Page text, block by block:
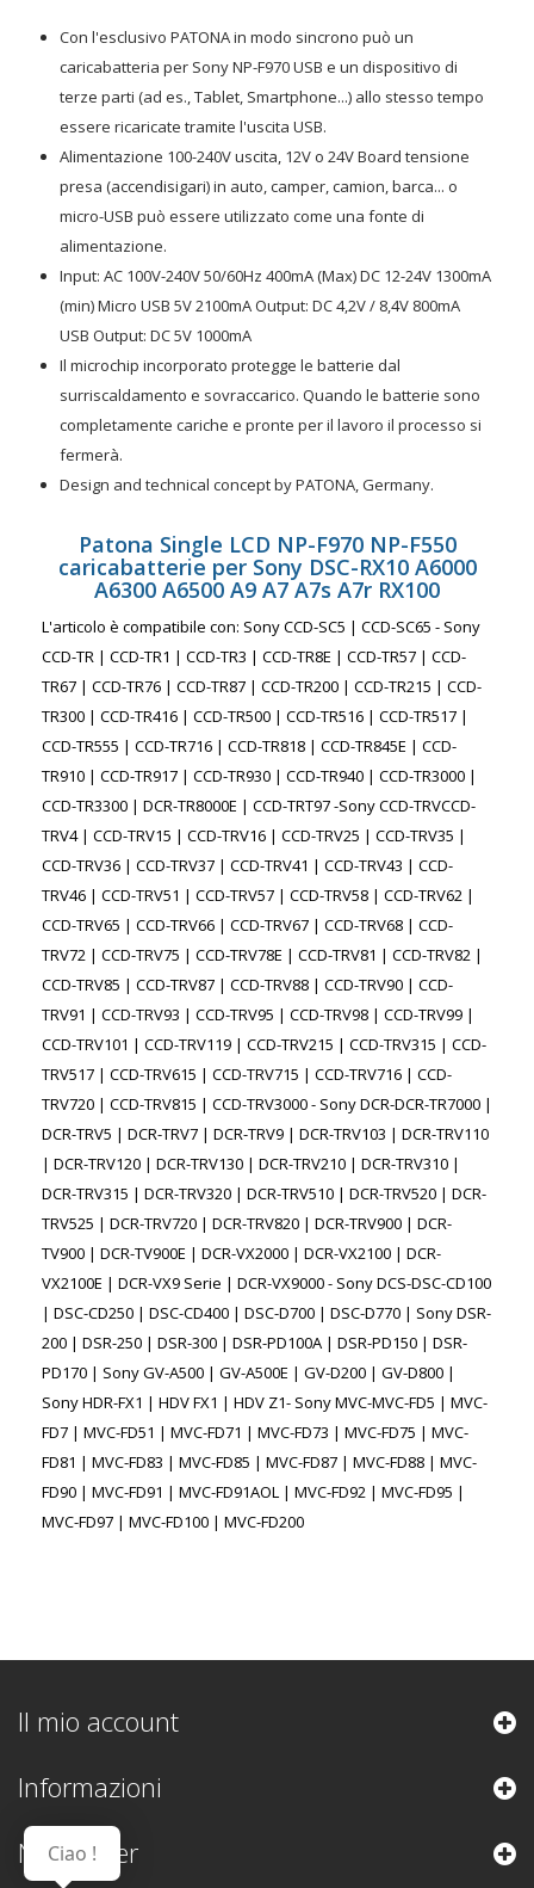
Con l'esclusivo PATONA in modo sincrono può un
caricabatteria per Sony NP-F970 USB e un dispositivo di
terze parti (ad es., Tablet, Smartphone...) allo stesso tempo
essere ricaricate tramite l'uscita USB.
Alimentazione 100-240V uscita, 12V o 24V Board tensione
presa (accendisigari) in auto, camper, camion, barca... o
micro-USB può essere utilizzato come una fonte di
alimentazione.
Input: AC 100V-240V 50/60Hz 400mA (Max) DC 12-24V 1300mA
(min) Micro USB 5V 2100mA Output: DC 4,2V / 8,4V 800mA
USB Output: DC 5V 1000mA
Il microchip incorporato protegge le batterie dal
surriscaldamento e sovraccarico. Quando le batterie sono
completamente cariche e pronte per il lavoro il processo si
fermerà.
Design and technical concept by PATONA, Germany.
Patona Single LCD NP-F970 NP-F550
caricabatterie per Sony DSC-RX10 A6000
A6300 A6500 A9 A7 A7s A7r RX100
L'articolo è compatibile con: Sony CCD-SC5 | CCD-SC65 - Sony
CCD-TR | CCD-TR1 | CCD-TR3 | CCD-TR8E | CCD-TR57 | CCD-
TR67 | CCD-TR76 | CCD-TR87 | CCD-TR200 | CCD-TR215 | CCD-
TR300 | CCD-TR416 | CCD-TR500 | CCD-TR516 | CCD-TR517 |
CCD-TR555 | CCD-TR716 | CCD-TR818 | CCD-TR845E | CCD-
TR910 | CCD-TR917 | CCD-TR930 | CCD-TR940 | CCD-TR3000 |
CCD-TR3300 | DCR-TR8000E | CCD-TRT97 -Sony CCD-TRVCCD-
TRV4 | CCD-TRV15 | CCD-TRV16 | CCD-TRV25 | CCD-TRV35 |
CCD-TRV36 | CCD-TRV37 | CCD-TRV41 | CCD-TRV43 | CCD-
TRV46 | CCD-TRV51 | CCD-TRV57 | CCD-TRV58 | CCD-TRV62 |
CCD-TRV65 | CCD-TRV66 | CCD-TRV67 | CCD-TRV68 | CCD-
TRV72 | CCD-TRV75 | CCD-TRV78E | CCD-TRV81 | CCD-TRV82 |
CCD-TRV85 | CCD-TRV87 | CCD-TRV88 | CCD-TRV90 | CCD-
TRV91 | CCD-TRV93 | CCD-TRV95 | CCD-TRV98 | CCD-TRV99 |
CCD-TRV101 | CCD-TRV119 | CCD-TRV215 | CCD-TRV315 | CCD-
TRV517 | CCD-TRV615 | CCD-TRV715 | CCD-TRV716 | CCD-
TRV720 | CCD-TRV815 | CCD-TRV3000 - Sony DCR-DCR-TR7000 |
DCR-TRV5 | DCR-TRV7 | DCR-TRV9 | DCR-TRV103 | DCR-TRV110
| DCR-TRV120 | DCR-TRV130 | DCR-TRV210 | DCR-TRV310 |
DCR-TRV315 | DCR-TRV320 | DCR-TRV510 | DCR-TRV520 | DCR-
TRV525 | DCR-TRV720 | DCR-TRV820 | DCR-TRV900 | DCR-
TV900 | DCR-TV900E | DCR-VX2000 | DCR-VX2100 | DCR-
VX2100E | DCR-VX9 Serie | DCR-VX9000 - Sony DCS-DSC-CD100
| DSC-CD250 | DSC-CD400 | DSC-D700 | DSC-D770 | Sony DSR-
200 | DSR-250 | DSR-300 | DSR-PD100A | DSR-PD150 | DSR-
PD170 | Sony GV-A500 | GV-A500E | GV-D200 | GV-D800 |
Sony HDR-FX1 | HDV FX1 | HDV Z1- Sony MVC-MVC-FD5 | MVC-
FD7 | MVC-FD51 | MVC-FD71 | MVC-FD73 | MVC-FD75 | MVC-
FD81 | MVC-FD83 | MVC-FD85 | MVC-FD87 | MVC-FD88 | MVC-
FD90 | MVC-FD91 | MVC-FD91AOL | MVC-FD92 | MVC-FD95 |
MVC-FD97 | MVC-FD100 | MVC-FD200
Il mio account
Informazioni
Newsletter
Ciao !